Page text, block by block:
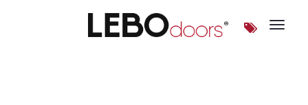
Toggle